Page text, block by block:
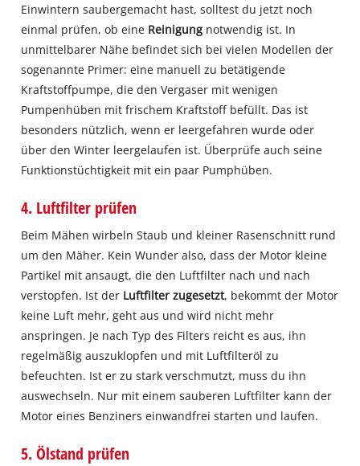
Einwintern saubergemacht hast, solltest du jetzt noch
einmal prüfen, ob eine Reinigung notwendig ist. In
unmittelbarer Nähe befindet sich bei vielen Modellen der
sogenannte Primer: eine manuell zu betätigende
Kraftstoffpumpe, die den Vergaser mit wenigen
Pumpenhüben mit frischem Kraftstoff befüllt. Das ist
besonders nützlich, wenn er leergefahren wurde oder
über den Winter leergelaufen ist. Überprüfe auch seine
Funktionstüchtigkeit mit ein paar Pumphüben.
4. Luftfilter prüfen
Beim Mähen wirbeln Staub und kleiner Rasenschnitt rund
um den Mäher. Kein Wunder also, dass der Motor kleine
Partikel mit ansaugt, die den Luftfilter nach und nach
verstopfen. Ist der Luftfilter zugesetzt, bekommt der Motor
keine Luft mehr, geht aus und wird nicht mehr
anspringen. Je nach Typ des Filters reicht es aus, ihn
regelmäßig auszuklopfen und mit Luftfilteröl zu
befeuchten. Ist er zu stark verschmutzt, muss du ihn
auswechseln. Nur mit einem sauberen Luftfilter kann der
Motor eines Benziners einwandfrei starten und laufen.
5. Ölstand prüfen